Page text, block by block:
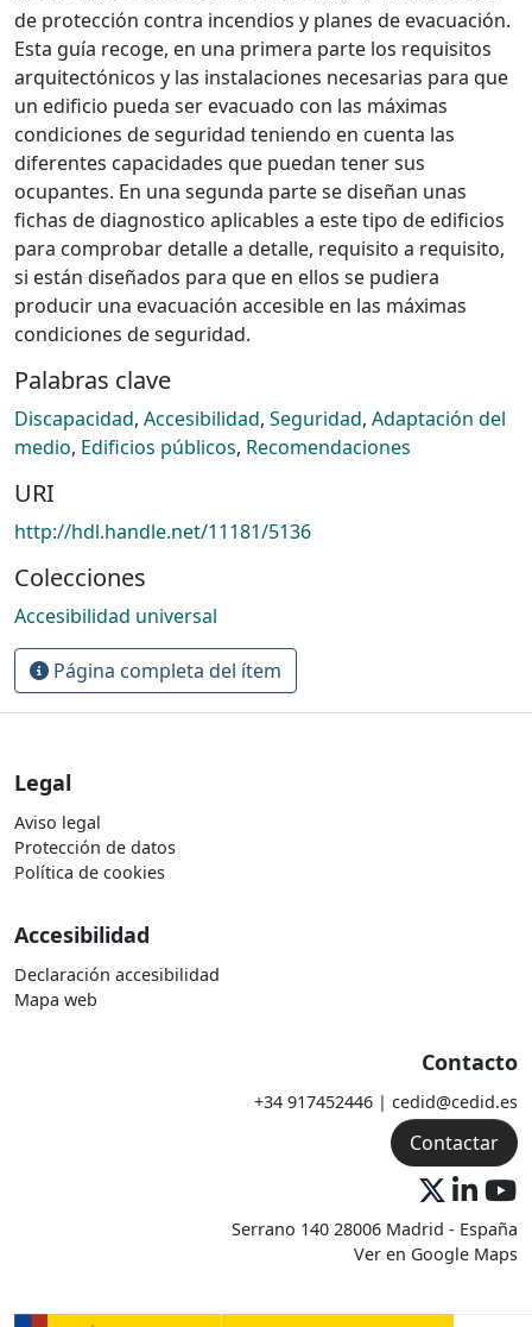
de protección contra incendios y planes de evacuación.
Esta guía recoge, en una primera parte los requisitos
arquitectónicos y las instalaciones necesarias para que
un edificio pueda ser evacuado con las máximas
condiciones de seguridad teniendo en cuenta las
diferentes capacidades que puedan tener sus
ocupantes. En una segunda parte se diseñan unas
fichas de diagnostico aplicables a este tipo de edificios
para comprobar detalle a detalle, requisito a requisito,
si están diseñados para que en ellos se pudiera
producir una evacuación accesible en las máximas
condiciones de seguridad.
Palabras clave
Discapacidad, Accesibilidad, Seguridad, Adaptación del
medio, Edificios públicos, Recomendaciones
URI
http://hdl.handle.net/11181/5136
Colecciones
Accesibilidad universal
Página completa del ítem
Legal
Aviso legal
Protección de datos
Política de cookies
Accesibilidad
Declaración accesibilidad
Mapa web
Contacto
+34 917452446 | cedid@cedid.es
Contactar
Serrano 140 28006 Madrid - España
Ver en Google Maps